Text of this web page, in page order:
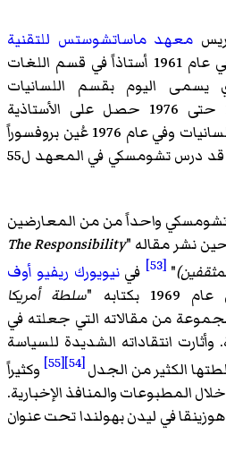
معهد ماساتشوستس للتقنية
(MIT) في عام 1955 وعين في عام 1961 أستاذاً في قسم اللغات
يسمى اليوم بقسم اللسانيات
والفلسفة. ومن عام 1966 حتى 1976 حصل على الأستاذية
الفخرية للغات الحديثة واللسانيات وفي عام 1976 عُين بروفسوراً
للمعهد . في عام 2010 كان قد درس تشومسكي في المعهد ل55
لعام 1967 أصبح تشومسكي واحداً من من المعارضين
حين نشر مقاله "The Responsibility
"
[53] فينيويورك ريفيو أوف
"
سلطة أمريكا
من مقالاته التي جعلته في
انتقاداته الشديدة للسياسة
الكثير من الجدل[54]
[55]
وكثيراً
المطبوعات والمنافذ الإخبارية.
محاضرة هوزينقا في ليدن بهولندا تحت عنوان